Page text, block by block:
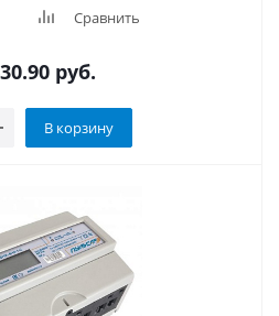
Сравнить
руб.
В корзину